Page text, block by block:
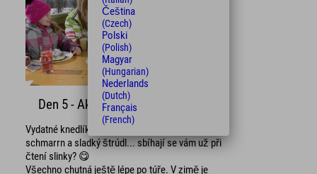
Den 5 - Aktivní a zábavný
Vydatné knedlíky, linecký dort, císařský
schmarrn a sladký štrúdl... sbíhají se vám už při
čtení slinky? 😋
Všechno chutná ještě lépe po túře. V zimě je
Čeština
(Czech)
Polski
(Polish)
Magyar
(Hungarian)
Nederlands
(Dutch)
Français
(French)